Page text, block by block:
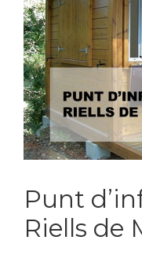
Punt
Riells de